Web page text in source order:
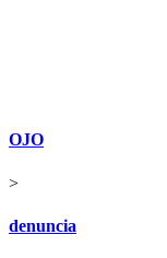
OJO
>
denuncia